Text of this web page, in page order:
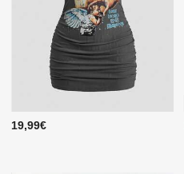
19,99€